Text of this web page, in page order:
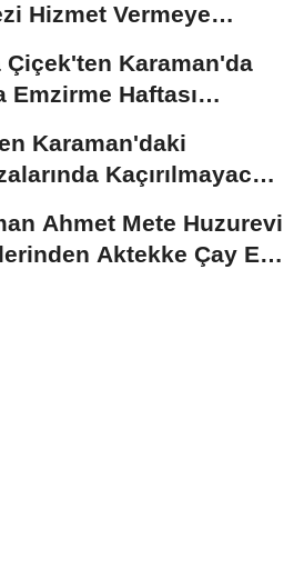
Hizmet Vermeye
Çiçek'ten Karaman'da
Emzirme Haftası
Ziyaret
Karaman'daki
Kaçırılmayacak
Ahmet Mete Huzurevi
Aktekke Çay Evi